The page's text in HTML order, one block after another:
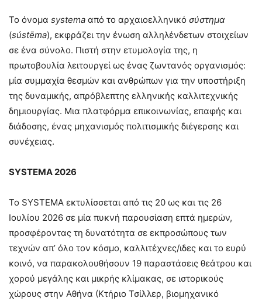
Το όνομα systema από το αρχαιοελληνικό σύστημα
(sústēma), εκφράζει την ένωση αλληλένδετων στοιχείων
σε ένα σύνολο. Πιστή στην ετυμολογία της, η
πρωτοβουλία λειτουργεί ως ένας ζωντανός οργανισμός:
μία συμμαχία θεσμών και ανθρώπων για την υποστήριξη
της δυναμικής, απρόβλεπτης ελληνικής καλλιτεχνικής
δημιουργίας. Μια πλατφόρμα επικοινωνίας, επαφής και
διάδοσης, ένας μηχανισμός πολιτισμικής διέγερσης και
συνέχειας.
SYSTEMA 2026
Το SYSTEMA εκτυλίσσεται από τις 20 ως και τις 26
Ιουλίου 2026 σε μία πυκνή παρουσίαση επτά ημερών,
προσφέροντας τη δυνατότητα σε εκπροσώπους των
τεχνών απ’ όλο τον κόσμο, καλλιτέχνες/ιδες και το ευρύ
κοινό, να παρακολουθήσουν 19 παραστάσεις θεάτρου και
χορού μεγάλης και μικρής κλίμακας, σε ιστορικούς
χώρους στην Αθήνα (Κτήριο Τσίλλερ, βιομηχανικό